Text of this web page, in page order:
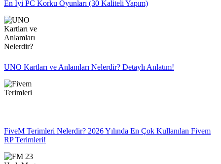
En İyi PC Korku Oyunları (30 Kaliteli Yapım)
UNO Kartları ve Anlamları Nelerdir? Detaylı Anlatım!
FiveM Terimleri Nelerdir? 2026 Yılında En Çok Kullanılan Fivem
RP Terimleri!